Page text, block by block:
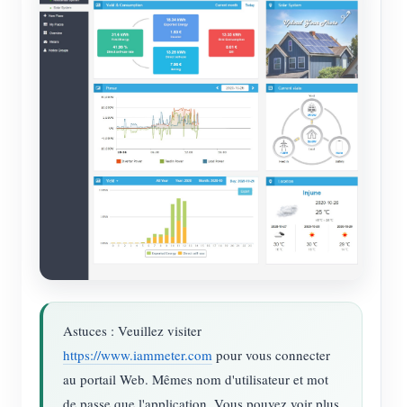
Astuces : Veuillez visiter
https://www.iammeter.com pour vous connecter
au portail Web. Mêmes nom d'utilisateur et mot
de passe que l'application. Vous pouvez voir plus